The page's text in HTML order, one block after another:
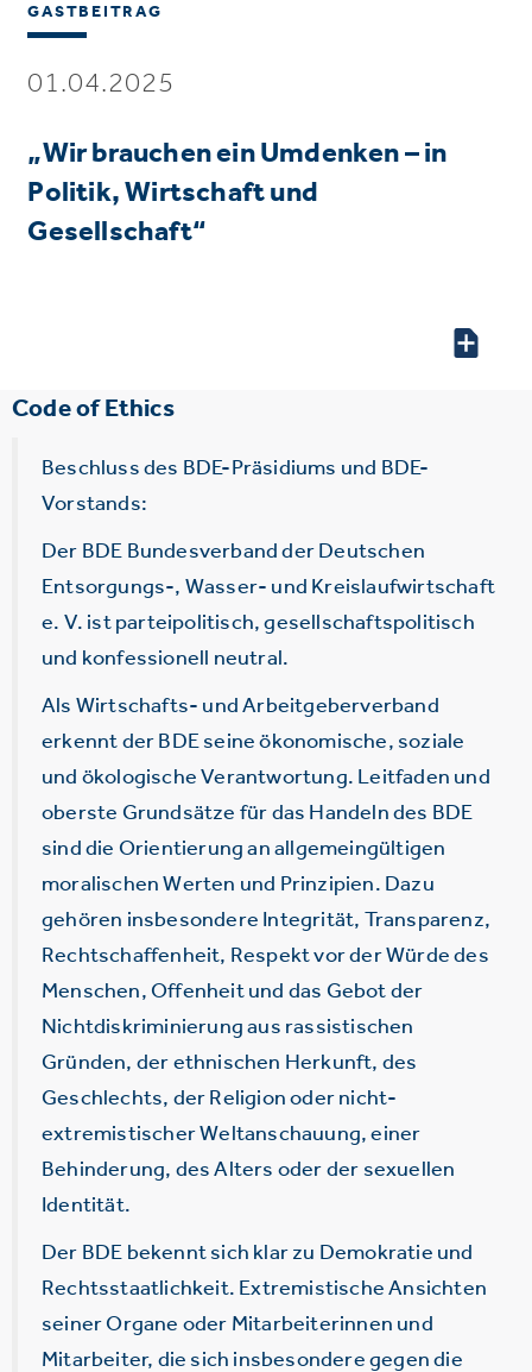
GASTBEITRAG
01.04.2025
„Wir brauchen ein Umdenken – in
Politik, Wirtschaft und
Gesellschaft“
Code of Ethics
Beschluss des BDE-Präsidiums und BDE-
Vorstands:
Der BDE Bundesverband der Deutschen
Entsorgungs-, Wasser- und Kreislaufwirtschaft
e. V. ist parteipolitisch, gesellschaftspolitisch
und konfessionell neutral.
Als Wirtschafts- und Arbeitgeberverband
erkennt der BDE seine ökonomische, soziale
und ökologische Verantwortung. Leitfaden und
oberste Grundsätze für das Handeln des BDE
sind die Orientierung an allgemeingültigen
moralischen Werten und Prinzipien. Dazu
gehören insbesondere Integrität, Transparenz,
Rechtschaffenheit, Respekt vor der Würde des
Menschen, Offenheit und das Gebot der
Nichtdiskriminierung aus rassistischen
Gründen, der ethnischen Herkunft, des
Geschlechts, der Religion oder nicht-
extremistischer Weltanschauung, einer
Behinderung, des Alters oder der sexuellen
Identität.
Der BDE bekennt sich klar zu Demokratie und
Rechtsstaatlichkeit. Extremistische Ansichten
seiner Organe oder Mitarbeiterinnen und
Mitarbeiter, die sich insbesondere gegen die